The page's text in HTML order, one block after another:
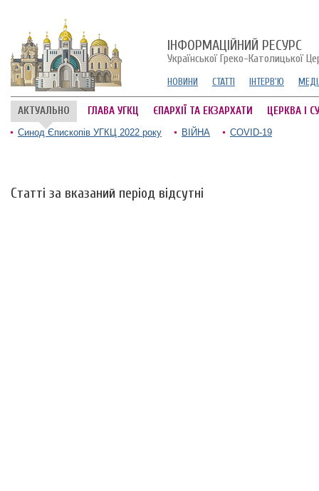
ІНФОРМАЦІЙНИЙ РЕСУРС
Української Греко-Католицької
НОВИНИ СТАТТІ ІНТЕРВ'Ю
АКТУАЛЬНО ГЛАВА УГКЦ ЄПАРХІЇ ТА ЕКЗАРХАТИ ЦЕРКВА І
Синод Єпископів УГКЦ 2022 року ВІЙНА COVID-19
Статті за вказаний період відсутні